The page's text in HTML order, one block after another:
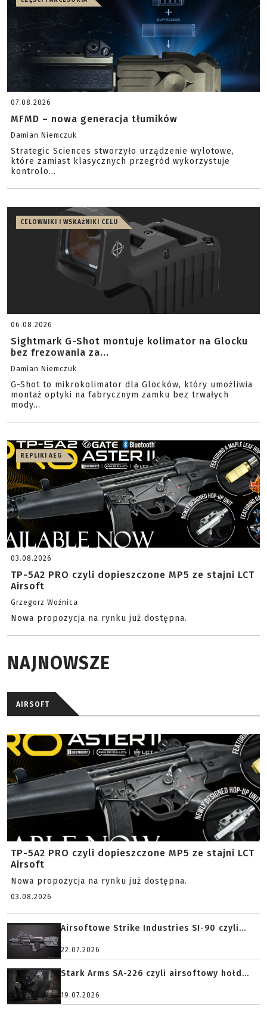
07.08.2026
MFMD – nowa generacja tłumików
Damian Niemczuk
Strategic Sciences stworzyło urządzenie wylotowe,
które zamiast klasycznych przegród wykorzystuje
kontrolo...
CELOWNIKI I WSKAŹNIKI CELU
06.08.2026
Sightmark G-Shot montuje kolimator na Glocku
bez frezowania za...
Damian Niemczuk
G-Shot to mikrokolimator dla Glocków, który umożliwia
montaż optyki na fabrycznym zamku bez trwałych
mody...
REPLIKI AEG
03.08.2026
TP-5A2 PRO czyli dopieszczone MP5 ze stajni LCT
Airsoft
Grzegorz Woźnica
Nowa propozycja na rynku już dostępna.
NAJNOWSZE
AIRSOFT
TP-5A2 PRO czyli dopieszczone MP5 ze stajni LCT
Airsoft
Nowa propozycja na rynku już dostępna.
03.08.2026
Airsoftowe Strike Industries SI-90 czyli...
22.07.2026
Stark Arms SA-226 czyli airsoftowy hołd...
19.07.2026